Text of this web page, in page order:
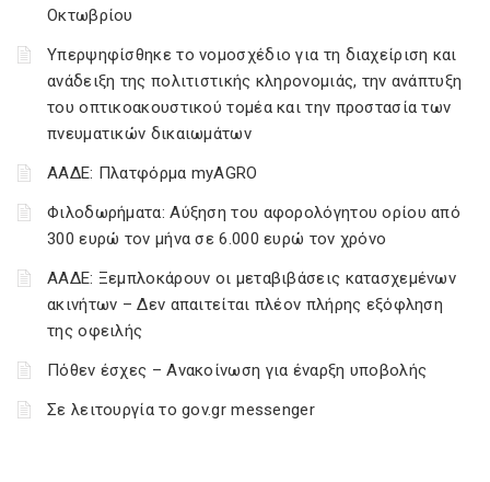
Οκτωβρίου
Υπερψηφίσθηκε το νομοσχέδιο για τη διαχείριση και
ανάδειξη της πολιτιστικής κληρονομιάς, την ανάπτυξη
του οπτικοακουστικού τομέα και την προστασία των
πνευματικών δικαιωμάτων
ΑΑΔΕ: Πλατφόρμα myAGRO
Φιλοδωρήματα: Αύξηση του αφορολόγητου ορίου από
300 ευρώ τον μήνα σε 6.000 ευρώ τον χρόνο
ΑΑΔΕ: Ξεμπλοκάρουν οι μεταβιβάσεις κατασχεμένων
ακινήτων – Δεν απαιτείται πλέον πλήρης εξόφληση
της οφειλής
Πόθεν έσχες – Ανακοίνωση για έναρξη υποβολής
Σε λειτουργία το gov.gr messenger